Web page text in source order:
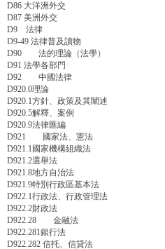
D86 大洋洲外交
D87 美洲外交
D9 法律
D9-49 法律普及讀物
D90 法的理論（法學）
D91 法學各部門
D92 中國法律
D920.0理論
D920.1方針、政策及其闡述
D920.5解釋、案例
D920.9法律匯編
D921 國家法、憲法
D921.1國家機構組織法
D921.2選舉法
D921.8地方自治法
D921.9特別行政區基本法
D922.1行政法、行政管理法
D922.2財政法
D922.28 金融法
D922.281銀行法
D922.282 信托、信貸法